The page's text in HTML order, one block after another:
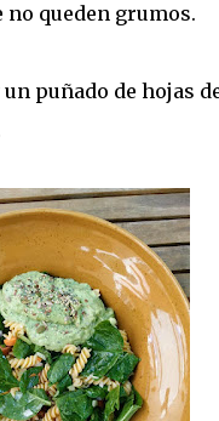
queden grumos.
puñado de hojas